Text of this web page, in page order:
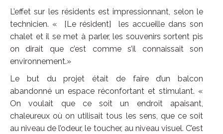
L’effet sur les résidents est impressionnant, selon le
technicien. « [Le résident] les accueille dans son
chalet et il se met à parler, les souvenirs sortent pis
on dirait que c’est comme s’il connaissait son
environnement.»
Le but du projet était de faire d’un balcon
abandonné un espace réconfortant et stimulant. «
On voulait que ce soit un endroit apaisant,
chaleureux où on utilisait tous les sens, que ce soit
au niveau de l’odeur, le toucher, au niveau visuel. C’est